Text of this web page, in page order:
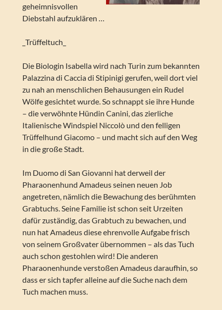
geheimnisvollen
Diebstahl aufzuklären …
_Trüffeltuch_
Die Biologin Isabella wird nach Turin zum bekannten
Palazzina di Caccia di Stipinigi gerufen, weil dort viel
zu nah an menschlichen Behausungen ein Rudel
Wölfe gesichtet wurde. So schnappt sie ihre Hunde
– die verwöhnte Hündin Canini, das zierliche
Italienische Windspiel Niccolò und den felligen
Trüffelhund Giacomo – und macht sich auf den Weg
in die große Stadt.
Im Duomo di San Giovanni hat derweil der
Pharaonenhund Amadeus seinen neuen Job
angetreten, nämlich die Bewachung des berühmten
Grabtuchs. Seine Familie ist schon seit Urzeiten
dafür zuständig, das Grabtuch zu bewachen, und
nun hat Amadeus diese ehrenvolle Aufgabe frisch
von seinem Großvater übernommen – als das Tuch
auch schon gestohlen wird! Die anderen
Pharaonenhunde verstoßen Amadeus daraufhin, so
dass er sich tapfer alleine auf die Suche nach dem
Tuch machen muss.